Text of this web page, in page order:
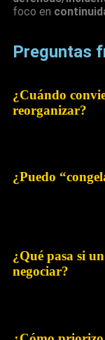
foco en
Preguntas
¿Cuándo
reorganizar?
¿Puedo
¿Qué pasa si
negociar?